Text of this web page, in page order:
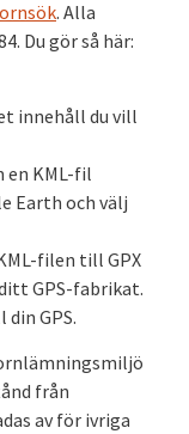
. Alla
Du gör så här:
innehåll du vill
en KML-fil
Earth och välj
filen till GPX
GPS-fabrikat.
GPS.
från
av för ivriga